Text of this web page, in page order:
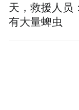
天，救援人员
有大量蜱虫